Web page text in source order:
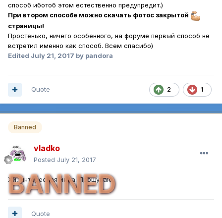
способ иботоб этом естественно предупредит.)
При втором способе можно скачать фотос закрытой
страницы!
Простенько, ничего особенного, на форуме первый способ не
встретил именно как способ. Всем спасибо)
Edited July 21, 2017 by pandora
2 1
Quote
Banned
vladko
Posted July 21, 2017
BANNED
Хи, интересная инфа. Прощупаю.
Quote